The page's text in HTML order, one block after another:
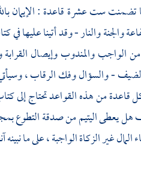
ست عشرة قاعدة : الإيمان
والنار - وقد أتينا عليها في
الواجب والمندوب وإيصال
- والسؤال وفك الرقاب ،
قاعدة من هذه القواعد تحتاج إلى
يعطى اليتيم من صدقة التطوع
غير الزكاة الواجبة ، على ما نبينه